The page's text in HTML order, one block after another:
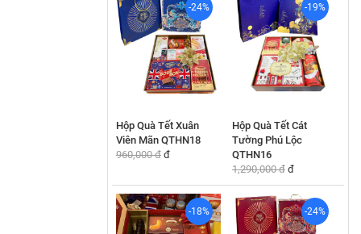
-24%
Hộp Quà Tết Xuân
Viên Mãn QTHN18
960,000 đ đ
-19%
Hộp Quà Tết Cát
Tường Phú Lộc
QTHN16
1,290,000 đ đ
-18% -24%